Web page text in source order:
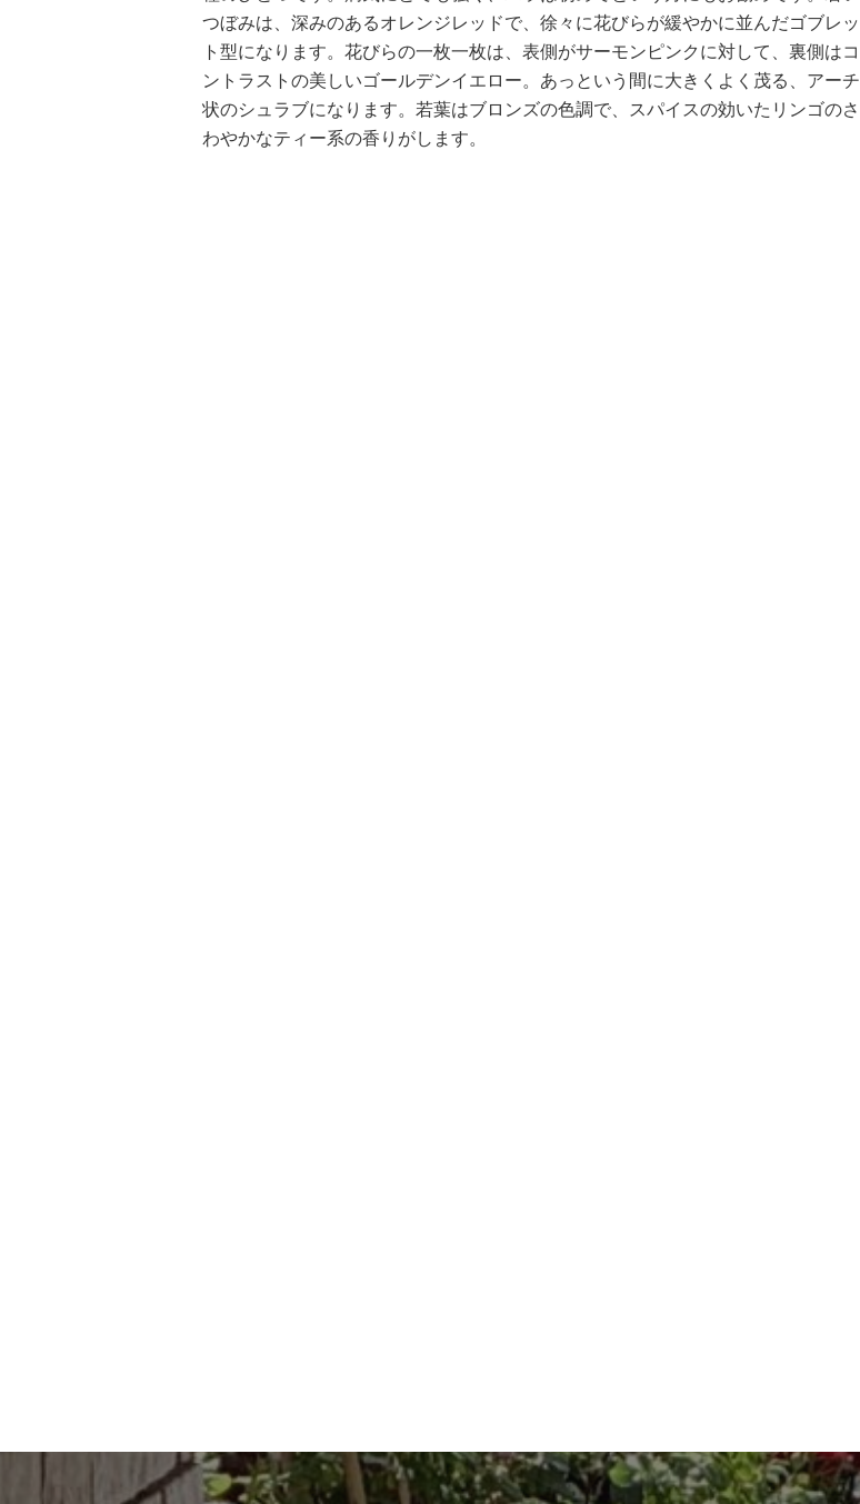
つぼみは、深みのあるオレンジレッドで、徐々に花びらが緩やかに並んだゴブレッ
ト型になります。花びらの一枚一枚は、表側がサーモンピンクに対して、裏側はコ
ントラストの美しいゴールデンイエロー。あっという間に大きくよく茂る、アーチ
状のシュラブになります。若葉はブロンズの色調で、スパイスの効いたリンゴのさ
わやかなティー系の香りがします。